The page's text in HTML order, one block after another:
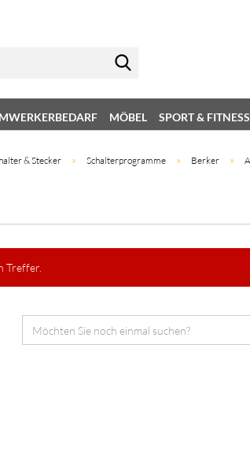
MÖBEL SPORT & FITNESS
& Stecker » Schalterprogramme » Berker »
Treffer.